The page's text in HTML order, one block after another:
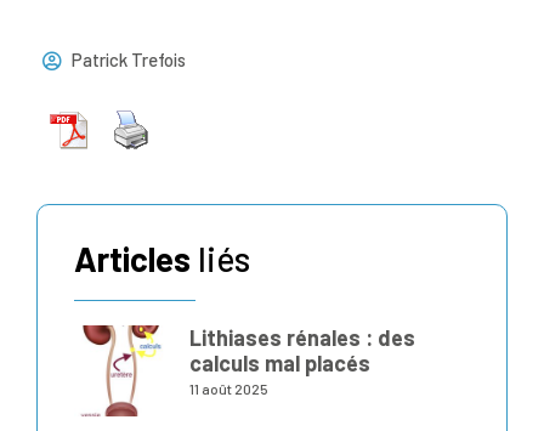
Patrick Trefois
Articles liés
Lithiases rénales : des
calculs mal placés
11 août 2025